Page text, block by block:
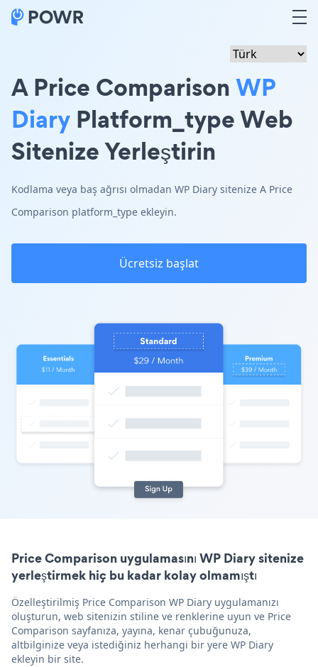
A Price ComparisonWP
Diary Platform_type Web
Sitenize Yerleştirin
Kodlama veya baş ağrısı olmadan WP Diary sitenize A Price
Comparison platform_type ekleyin.
Ücretsiz başlat
Price Comparison uygulamasını WP Diary sitenize
yerleştirmek hiç bu kadar kolay olmamıştı
Özelleştirilmiş Price Comparison WP Diary uygulamanızı
oluşturun, web sitenizin stiline ve renklerine uyun ve Price
Comparison sayfanıza, yayına, kenar çubuğunuza,
altbilginize veya istediğiniz herhangi bir yere WP Diary
ekleyin bir site.